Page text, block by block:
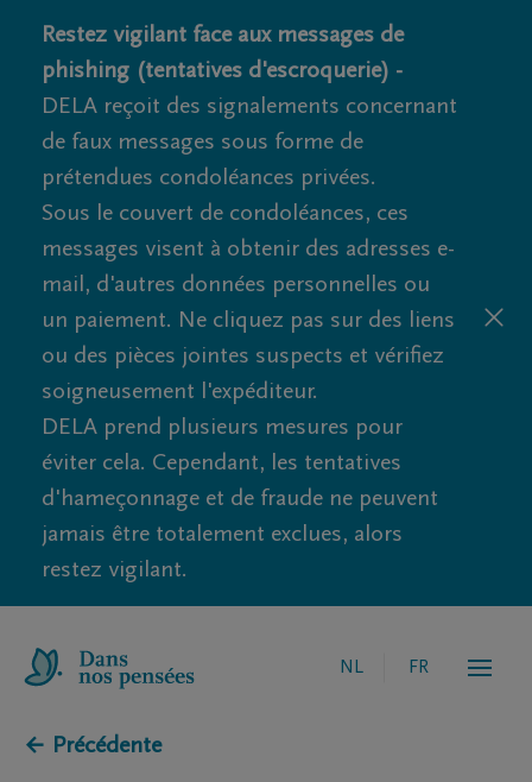
Restez vigilant face aux messages de
phishing (tentatives d'escroquerie) -
DELA reçoit des signalements concernant
de faux messages sous forme de
prétendues condoléances privées.
Sous le couvert de condoléances, ces
messages visent à obtenir des adresses e-
mail, d'autres données personnelles ou
un paiement. Ne cliquez pas sur des liens
ou des pièces jointes suspects et vérifiez
soigneusement l'expéditeur.
DELA prend plusieurs mesures pour
éviter cela. Cependant, les tentatives
d'hameçonnage et de fraude ne peuvent
jamais être totalement exclues, alors
restez vigilant.
NL FR
← Précédente